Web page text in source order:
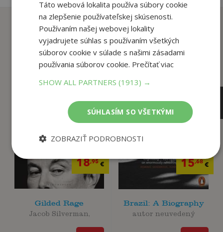
Zákazníci, ktorí si kúpili
tento titul si tiež kúpili
18,95€
Gilded Rage
Jacob Silverman,
15,68€
Brazil: A Biography
autor neuvedený
Táto webová lokalita používa súbory cookie
na zlepšenie používateľskej skúsenosti.
Používaním našej webovej lokality
vyjadrujete súhlas s používaním všetkých
súborov cookie v súlade s našimi zásadami
používania súborov cookie. Prečítať viac
SHOW ALL PARTNERS(1913) →
SÚHLASÍM SO VŠETKÝMI
ZOBRAZIŤ PODROBNOSTI